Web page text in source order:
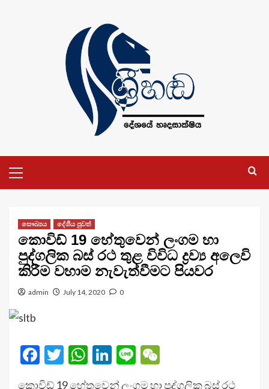
Menu
සෞඛ්‍යය දේශීය පුවත්
කොවිඩ් 19 හේතුවෙන් ලංගම හා
පුද්ගලික බස් රථ තුළ විවිධ ද්‍රව්‍ය අලෙවි
කිරීම වහාම නැවැත්වීමට පියවර
admin July 14, 2020 0
Facebook
Twitter
WhatsApp
LinkedIn
Line
කොවිඩ් 19 හේතුවෙන් ලංගම හා පුද්ගලික බස් රථ